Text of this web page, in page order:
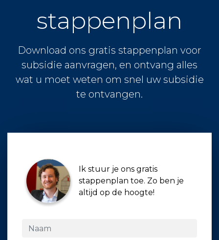
stappenplan
Download ons gratis stappenplan voor
subsidie aanvragen, en ontvang alles
wat u moet weten om snel uw subsidie
te ontvangen.
Ik stuur je ons gratis
stappenplan toe. Zo ben je
altijd op de hoogte!